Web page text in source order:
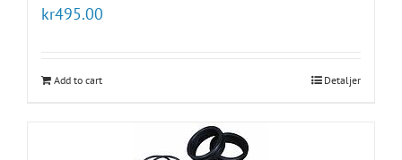
kr495.00
Add to cart Detaljer